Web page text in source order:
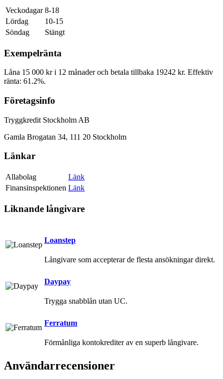
Veckodagar 8-18
Lördag
10-15
Söndag
Stängt
Exempelränta
Låna 15 000 kr i 12 månader och betala tillbaka 19242 kr. Effektiv
ränta: 61.2%.
Företagsinfo
Tryggkredit Stockholm AB
Gamla Brogatan 34, 111 20 Stockholm
Länkar
Allabolag
Länk
Finansinspektionen Länk
Liknande långivare
Loanstep
Långivare som accepterar de flesta ansökningar direkt.
Daypay
Trygga snabblån utan UC.
Ferratum
Förmånliga kontokrediter av en superb långivare.
Användarrecensioner